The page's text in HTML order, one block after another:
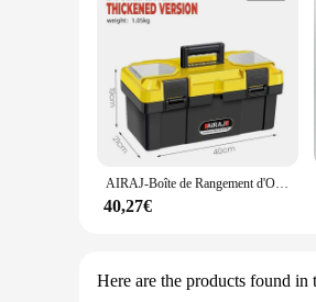
Features:
**Robust Construction and
Crafted from high-impact
the rigors of daily use,
elements, ensuring they
**Optimized Organization
The malette d outil is not just a
neatly arranged. The
woodworking to automotive,
**Tailored for Professionals and
AIRAJ-Boîte de Rangement d'Outils Multifonctionnelle en Plastique ABS, Spécifications Multiples avec Poignée, Outil Portable Épaissi
40,27€
Here are the products found in